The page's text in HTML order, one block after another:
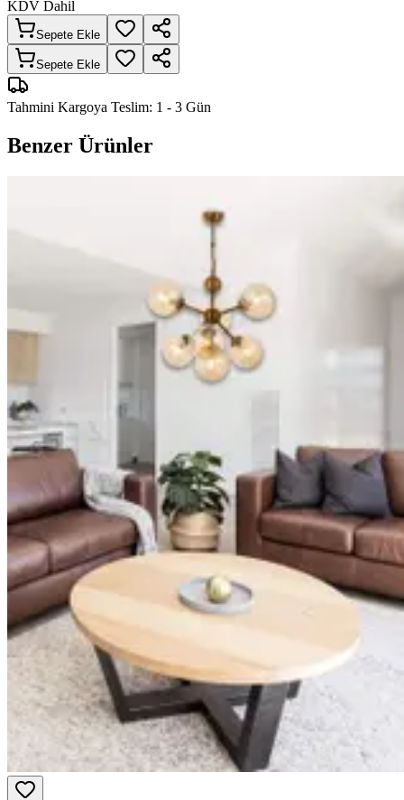
KDV Dahil
Sepete Ekle
Sepete Ekle
Tahmini Kargoya Teslim: 1 - 3 Gün
Benzer Ürünler